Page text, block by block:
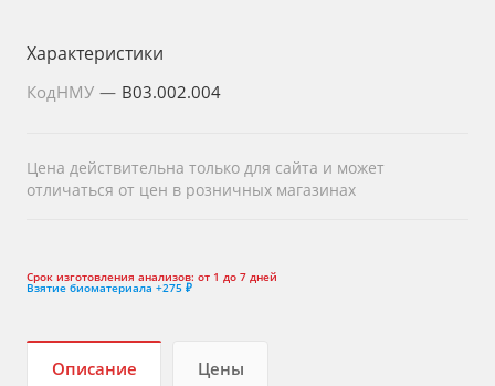
Характеристики
КодНМУ — B03.002.004
Цена действительна только для сайта и может
отличаться от цен в розничных магазинах
Срок изготовления анализов: от 1 до 7 дней
Взятие биоматериала +275 ₽
Описание Цены